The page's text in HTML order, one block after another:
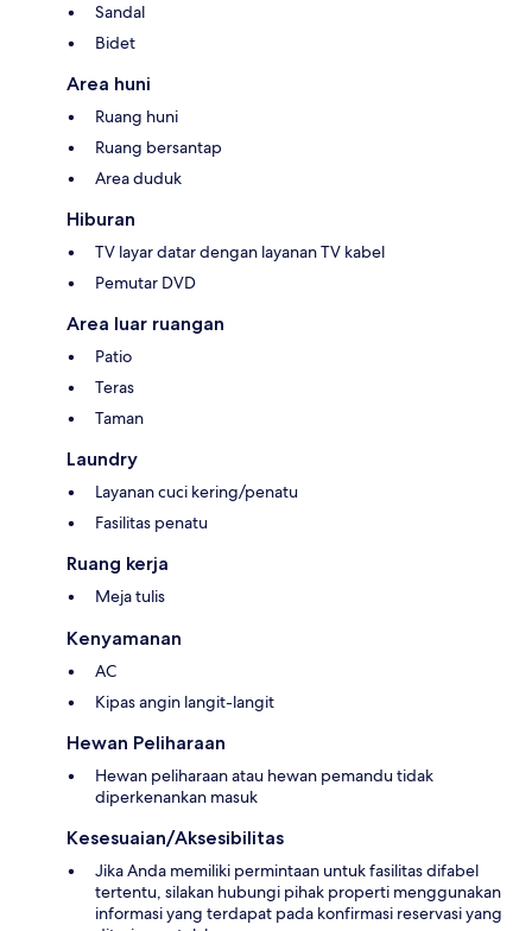
Sandal
Bidet
Area huni
Ruang huni
Ruang bersantap
Area duduk
Hiburan
TV layar datar dengan layanan TV kabel
Pemutar DVD
Area luar ruangan
Patio
Teras
Taman
Laundry
Layanan cuci kering/penatu
Fasilitas penatu
Ruang kerja
Meja tulis
Kenyamanan
AC
Kipas angin langit-langit
Hewan Peliharaan
Hewan peliharaan atau hewan pemandu tidak
diperkenankan masuk
Kesesuaian/Aksesibilitas
Jika Anda memiliki permintaan untuk fasilitas difabel
tertentu, silakan hubungi pihak properti menggunakan
informasi yang terdapat pada konfirmasi reservasi yang